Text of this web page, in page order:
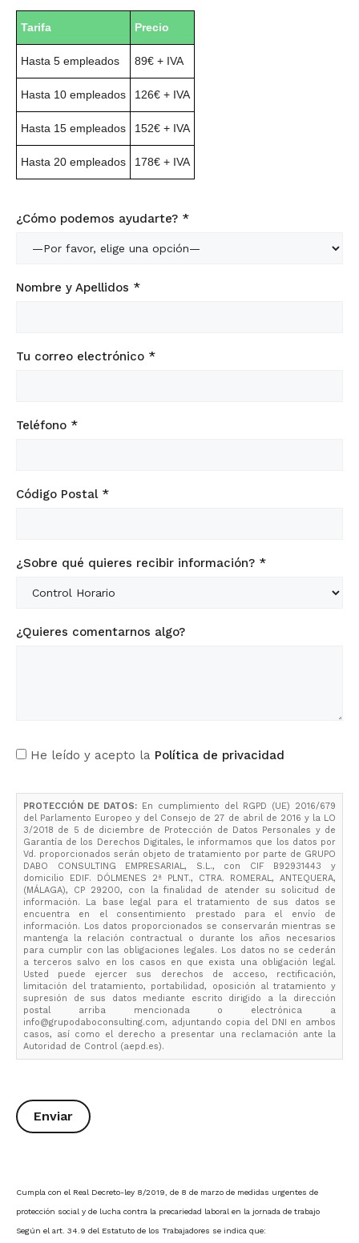
Tarifa Precio
Hasta 5 empleados 89€ + IVA
Hasta 10 empleados 126€ + IVA
Hasta 15 empleados 152€ + IVA
Hasta 20 empleados 178€ + IVA
¿Cómo podemos ayudarte? *
Nombre y Apellidos *
Tu correo electrónico *
Teléfono *
Código Postal *
¿Sobre qué quieres recibir información? *
¿Quieres comentarnos algo?
He leído y acepto la Política de privacidad
PROTECCIÓN DE DATOS: En cumplimiento del RGPD (UE) 2016/679
del Parlamento Europeo y del Consejo de 27 de abril de 2016 y la LO
3/2018 de 5 de diciembre de Protección de Datos Personales y de
Garantía de los Derechos Digitales, le informamos que los datos por
Vd. proporcionados serán objeto de tratamiento por parte de GRUPO
DABO CONSULTING EMPRESARIAL, S.L., con CIF B92931443 y
domicilio EDIF. DÓLMENES 2ª PLNT., CTRA. ROMERAL, ANTEQUERA,
(MÁLAGA), CP 29200, con la finalidad de atender su solicitud de
información. La base legal para el tratamiento de sus datos se
encuentra en el consentimiento prestado para el envío de
información. Los datos proporcionados se conservarán mientras se
mantenga la relación contractual o durante los años necesarios
para cumplir con las obligaciones legales. Los datos no se cederán
a terceros salvo en los casos en que exista una obligación legal.
Usted puede ejercer sus derechos de acceso, rectificación,
limitación del tratamiento, portabilidad, oposición al tratamiento y
supresión de sus datos mediante escrito dirigido a la dirección
postal arriba mencionada o electrónica a
info@grupodaboconsulting.com, adjuntando copia del DNI en ambos
casos, así como el derecho a presentar una reclamación ante la
Autoridad de Control (aepd.es).
Cumpla con el Real Decreto-ley 8/2019, de 8 de marzo de medidas urgentes de
protección social y de lucha contra la precariedad laboral en la jornada de trabajo
Según el art. 34.9 del Estatuto de los Trabajadores se indica que: